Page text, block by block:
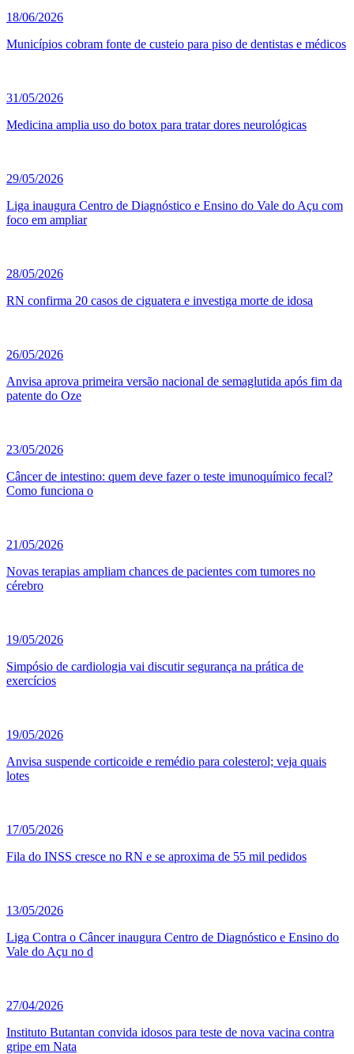
18/06/2026
Municípios cobram fonte de custeio para piso de dentistas e médicos
31/05/2026
Medicina amplia uso do botox para tratar dores neurológicas
29/05/2026
Liga inaugura Centro de Diagnóstico e Ensino do Vale do Açu com
foco em ampliar
28/05/2026
RN confirma 20 casos de ciguatera e investiga morte de idosa
26/05/2026
Anvisa aprova primeira versão nacional de semaglutida após fim da
patente do Oze
23/05/2026
Câncer de intestino: quem deve fazer o teste imunoquímico fecal?
Como funciona o
21/05/2026
Novas terapias ampliam chances de pacientes com tumores no
cérebro
19/05/2026
Simpósio de cardiologia vai discutir segurança na prática de
exercícios
19/05/2026
Anvisa suspende corticoide e remédio para colesterol; veja quais
lotes
17/05/2026
Fila do INSS cresce no RN e se aproxima de 55 mil pedidos
13/05/2026
Liga Contra o Câncer inaugura Centro de Diagnóstico e Ensino do
Vale do Açu no d
27/04/2026
Instituto Butantan convida idosos para teste de nova vacina contra
gripe em Nata